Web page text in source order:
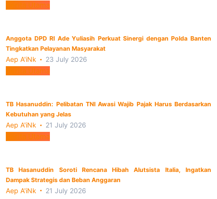
Berita Utama
Anggota DPD RI Ade Yuliasih Perkuat Sinergi dengan Polda Banten
Tingkatkan Pelayanan Masyarakat
Aep A'iNk 23 July 2026
Berita Utama
TB Hasanuddin: Pelibatan TNI Awasi Wajib Pajak Harus Berdasarkan
Kebutuhan yang Jelas
Aep A'iNk 21 July 2026
Berita Utama
TB Hasanuddin Soroti Rencana Hibah Alutsista Italia, Ingatkan
Dampak Strategis dan Beban Anggaran
Aep A'iNk 21 July 2026